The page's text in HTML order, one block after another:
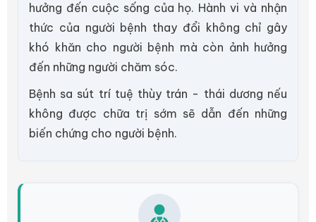
hưởng đến cuộc sống của họ. Hành vi và nhận
thức của người bệnh thay đổi không chỉ gây
khó khăn cho người bệnh mà còn ảnh hưởng
đến những người chăm sóc.
Bệnh sa sút trí tuệ thùy trán - thái dương nếu
không được chữa trị sớm sẽ dẫn đến những
biến chứng cho người bệnh.